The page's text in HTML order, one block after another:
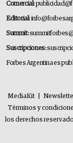
Comercial:
Editorial:
Summit:
Suscripciones:
Forbes Argentina es
MediaKit
Términos y
los derechos